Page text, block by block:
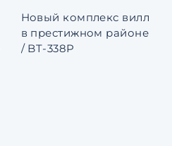
Новый комплекс вилл
в престижном районе
/ BT-338P